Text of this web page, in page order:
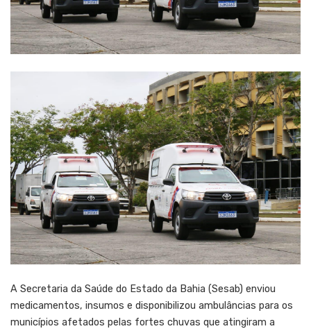
A Secretaria da Saúde do Estado da Bahia (Sesab) enviou
medicamentos, insumos e disponibilizou ambulâncias para os
municípios afetados pelas fortes chuvas que atingiram a